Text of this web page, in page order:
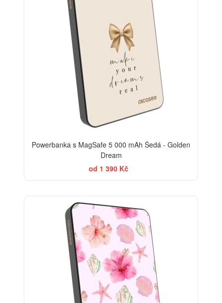
Powerbanka s MagSafe 5 000 mAh Šedá - Golden
Dream
od 1 390 Kč